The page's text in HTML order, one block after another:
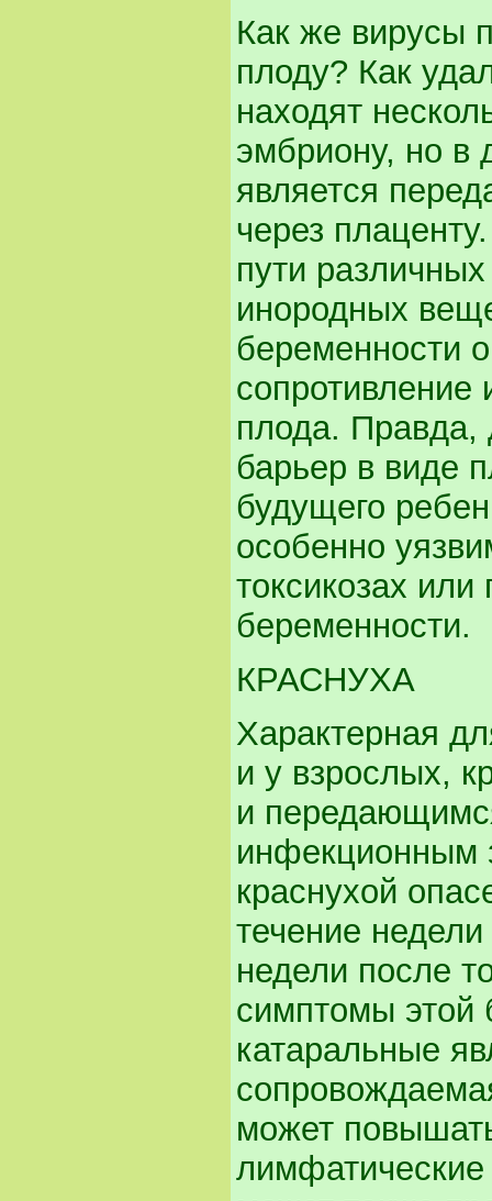
Как же вирусы
плоду? Как
находят
эмбриону, но в
является
через
пути
инородных
беременности
плода. Правда,
барьер в виде
будущего
особенно
токсикозах
беременности.
КРАСНУХА
Характерная
и у взрослых,
и
инфекционным
краснухой
течение
недели после
симптомы этой
катаральные
может
лимфатические